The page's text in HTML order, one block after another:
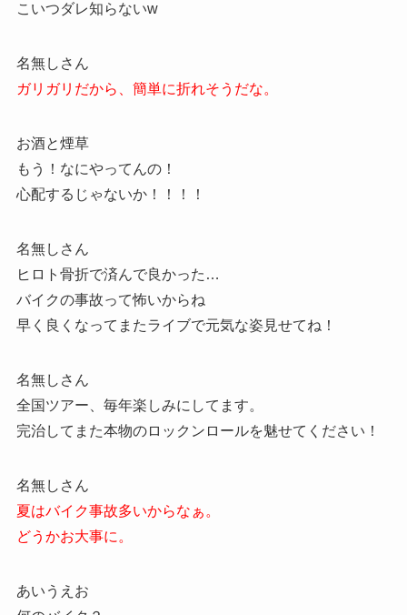
こいつダレ知らないw
名無しさん
ガリガリだから、簡単に折れそうだな。
お酒と煙草
もう！なにやってんの！
心配するじゃないか！！！！
名無しさん
ヒロト骨折で済んで良かった…
バイクの事故って怖いからね
早く良くなってまたライブで元気な姿見せてね！
名無しさん
全国ツアー、毎年楽しみにしてます。
完治してまた本物のロックンロールを魅せてください！
名無しさん
夏はバイク事故多いからなぁ。
どうかお大事に。
あいうえお